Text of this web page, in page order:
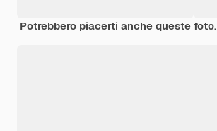
Potrebbero piacerti anche queste foto.